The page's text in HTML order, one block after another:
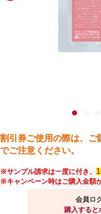
割引券ご使用の際は、ご
でご注意ください。
※サンプル請求は一度に付き、
※キャンペーン時はご購入金額
会員ロ
購入する